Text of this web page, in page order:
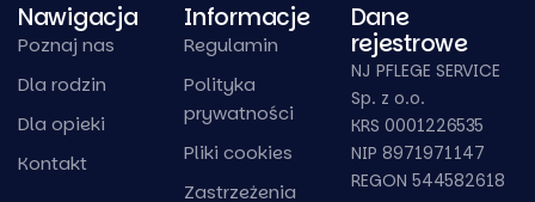
Nawigacja
Poznaj nas
Dla rodzin
Dla opieki
Kontakt
Informacje
Regulamin
Polityka
prywatności
Pliki cookies
Zastrzeżenia
Dane
rejestrowe
NJ PFLEGE SERVICE
Sp. z o.o.
KRS 0001226535
NIP 8971971147
REGON 544582618